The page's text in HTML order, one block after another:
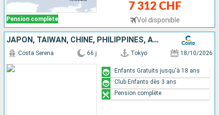
Pension complète
7 312 CHF
Vol disponible
JAPON, TAÏWAN, CHINE, PHILIPPINES, AUSTRALIE, HAWAII, FIJI, TONGA, POLYNÉSIE, CHILI, ARGENTINE
Costa Serena 66 j Tokyo 18/10/2026
Enfants Gratuits jusqu'à 18 ans
Club Enfants dès 3 ans
Pension complète